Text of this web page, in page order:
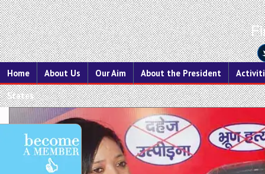
Home About Us Our Aim About the President
States
Previous